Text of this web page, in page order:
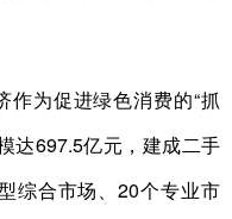
为促进绿色消费的“抓
达697.5亿元，建成二手
综合市场、20个专业市